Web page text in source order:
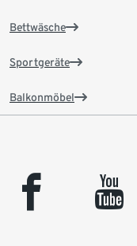
Bettwäsche
Sportgeräte
Balkonmöbel
facebook youtube